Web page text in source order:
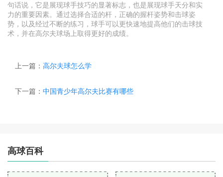
句话说，它是展现球手技巧的显著标志，也是展现球手天分和实
力的重要因素。通过选择合适的杆，正确的握杆姿势和击球姿
势，以及经过不断的练习，球手可以更快速地提高他们的击球技
术，并在高尔夫球场上取得更好的成绩。
上一篇： 高尔夫球怎么学
下一篇： 中国青少年高尔夫比赛有哪些
高球百科